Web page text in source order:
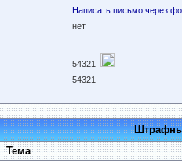
Написать письмо через
нет
54321
54321
Тема